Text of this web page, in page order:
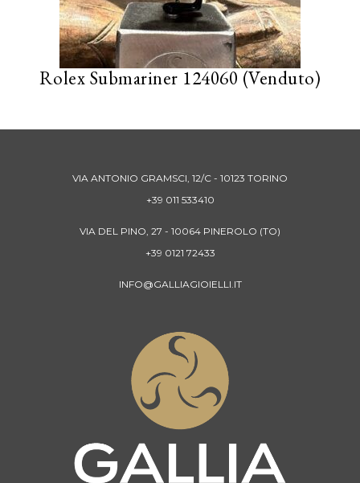
Rolex Submariner 124060 (Venduto)
VIA ANTONIO GRAMSCI, 12/C - 10123 TORINO
+39 011 533410
VIA DEL PINO, 27 - 10064 PINEROLO (TO)
+39 0121 72433
INFO@GALLIAGIOIELLI.IT